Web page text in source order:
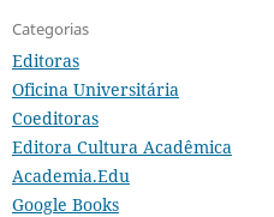
Categorias
Editoras
Oficina Universitária
Coeditoras
Editora Cultura Acadêmica
Academia.Edu
Google Books